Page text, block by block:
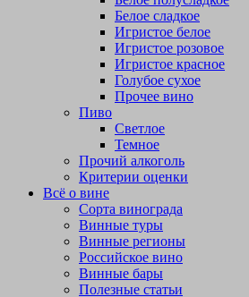
Белое сладкое
Игристое белое
Игристое розовое
Игристое красное
Голубое сухое
Прочее вино
Пиво
Светлое
Темное
Прочий алкоголь
Критерии оценки
Всё о вине
Сорта винограда
Винные туры
Винные регионы
Российское вино
Винные бары
Полезные статьи